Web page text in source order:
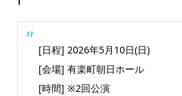
[日程] 2026年5月10日(日)
[会場] 有楽町朝日ホール
[時間] ※2回公演